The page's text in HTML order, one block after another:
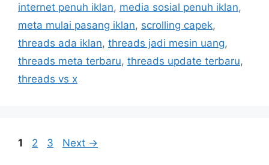
o
r
i
s
s
internet penuh iklan, media sosial penuh iklan,
meta mulai pasang iklan, scrolling capek,
threads ada iklan, threads jadi mesin uang,
threads meta terbaru, threads update terbaru,
threads vs x
P
1
P
2
P
3 Next →